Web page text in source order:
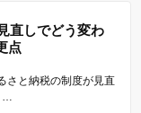
直しでどう変わ
点
さと納税の制度が見直
…